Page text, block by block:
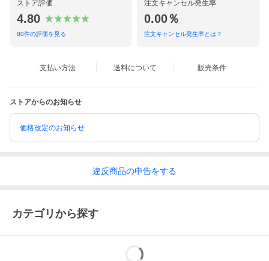
ストア評価
4.80
80件の評価を見る
注文キャンセル発生率
0.00％
注文キャンセル発生率とは？
支払い方法 送料について 販売条件
ストアからのお知らせ
価格改定のお知らせ
違反商品の申告をする
カテゴリから探す